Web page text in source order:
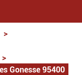
>
>
Gonesse 95400